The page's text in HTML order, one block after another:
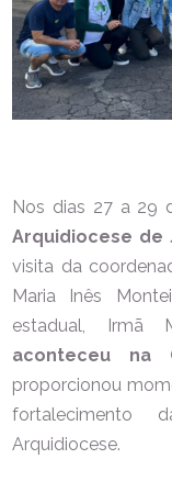
Nos dias 27 a 29
Arquidiocese de
visita da
Maria Inês
estadual, Irmã
aconteceu na
proporcionou
fortalecimento
Arquidiocese.